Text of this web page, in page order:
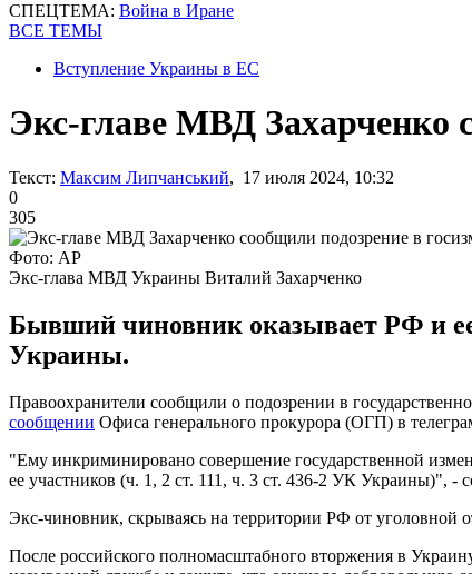
СПЕЦТЕМА: Война в Иране
ВСЕ ТЕМЫ
Вступление Украины в ЕС
Экс-главе МВД Захарченко
Текст: Максим Липчанський, 17 июля 2024, 10:32
0
305
Фото: AP
Экс-глава МВД Украины Виталий Захарченко
Бывший чиновник оказывает РФ и
Украины.
Правоохранители сообщили о подозрении в
сообщении Офиса генерального прокурора (ОГП) в
"Ему инкриминировано совершение государственной
ее участников (ч. 1, 2 ст. 111, ч. 3 ст. 436-2 УК Украины)",
Экс-чиновник, скрываясь на территории РФ от уголовной
После российского полномасштабного вторжения в